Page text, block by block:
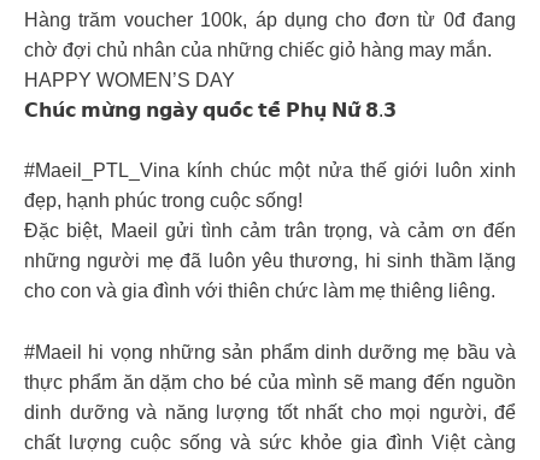
Hàng trăm voucher 100k, áp dụng cho đơn từ 0đ đang
chờ đợi chủ nhân của những chiếc giỏ hàng may mắn.
HAPPY WOMEN’S DAY
𝗖𝗵𝘂́𝗰 𝗺𝘂̛̀𝗻𝗴 𝗻𝗴𝗮̀𝘆 𝗾𝘂𝗼̂́𝗰 𝘁𝗲̂́ 𝗣𝗵𝘂̣ 𝗡𝘂̛̃ 𝟴.𝟯
#Maeil_PTL_Vina kính chúc một nửa thế giới luôn xinh
đẹp, hạnh phúc trong cuộc sống!
Đặc biệt, Maeil gửi tình cảm trân trọng, và cảm ơn đến
những người mẹ đã luôn yêu thương, hi sinh thầm lặng
cho con và gia đình với thiên chức làm mẹ thiêng liêng.
#Maeil hi vọng những sản phẩm dinh dưỡng mẹ bầu và
thực phẩm ăn dặm cho bé của mình sẽ mang đến nguồn
dinh dưỡng và năng lượng tốt nhất cho mọi người, để
chất lượng cuộc sống và sức khỏe gia đình Việt càng